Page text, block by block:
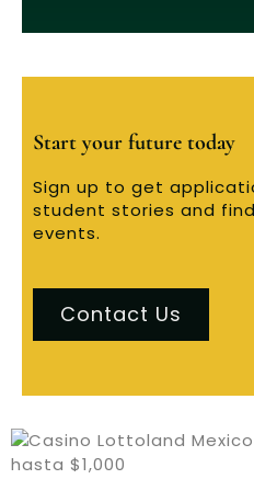
Start your future today
Sign up to get
student stories and
events.
Contact Us